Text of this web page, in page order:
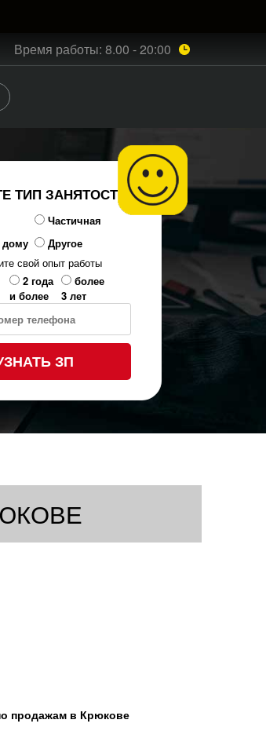
Время работы: 8.00 - 20:00
ТИП ЗАНЯТОСТИ
Частичная
дому
Другое
свой опыт работы
2 года
и более
более
3 лет
ЗП
продажам в Крюкове